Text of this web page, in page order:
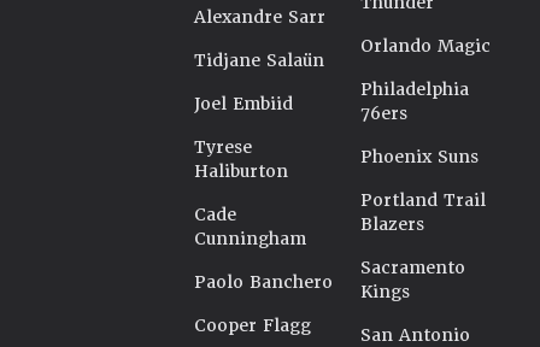
Alexandre Sarr
Tidjane Salaün
Joel Embiid
Tyrese
Haliburton
Cade
Cunningham
Paolo Banchero
Cooper Flagg
Orlando Magic
Philadelphia
76ers
Phoenix Suns
Portland Trail
Blazers
Sacramento
Kings
San Antonio